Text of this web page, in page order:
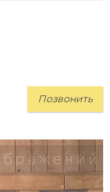
Позвонить